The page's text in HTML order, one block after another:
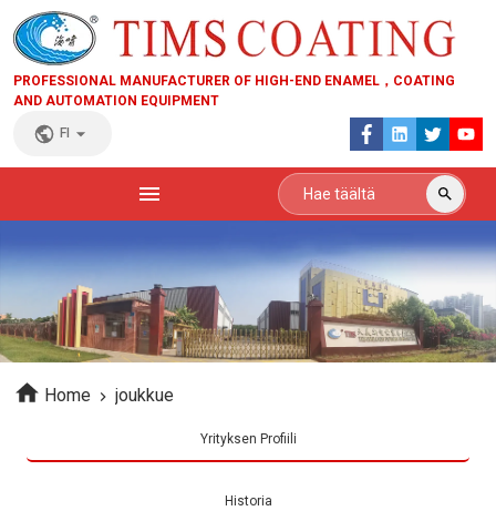
PROFESSIONAL MANUFACTURER OF HIGH-END ENAMEL，COATING
AND AUTOMATION EQUIPMENT
FI
Home joukkue
Yrityksen Profiili
Historia